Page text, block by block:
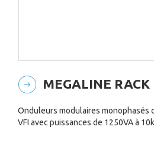
MEGALINE RACK
Onduleurs modulaires monophasés
VFI avec puissances de 1250VA à